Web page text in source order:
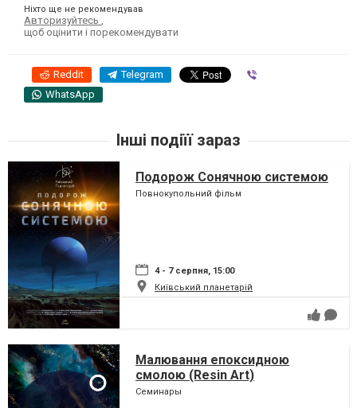
Ніхто ще не рекомендував
Авторизуйтесь ,
щоб оцінити і порекомендувати
Reddit Telegram
WhatsApp
Інші подіїї зараз
Подорож Сонячною системою
Повнокупольний фільм
4 - 7 серпня, 15:00
Київський планетарій
Малювання епоксидною
смолою (Resin Art)
Семинары